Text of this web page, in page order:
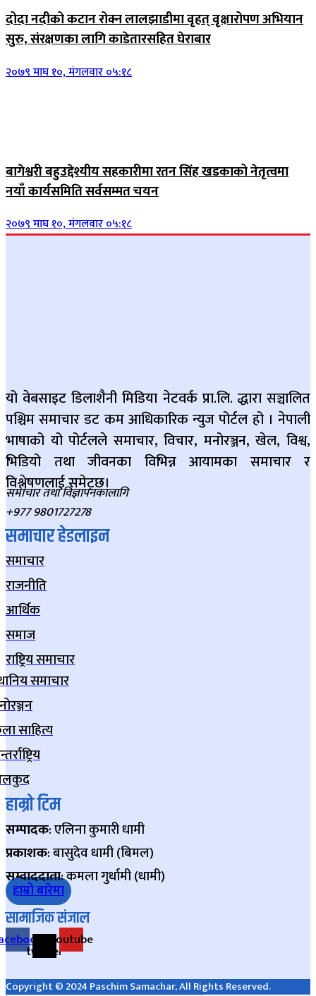
दोदा नदीको कटान रोक्न लालझाडीमा वृहत् वृक्षारोपण अभियान
सुरु, संरक्षणका लागि काडेतारसहित घेराबार
२०७९ माघ १०, मंगलवार ०५:१८
बागेश्वरी बहुउद्देश्यीय सहकारीमा रतन सिंह खडकाको नेतृत्वमा
नयाँ कार्यसमिति सर्वसम्मत चयन
२०७९ माघ १०, मंगलवार ०५:१८
यो वेबसाइट डिलाशैनी मिडिया नेटवर्क प्रा.लि. द्धारा सञ्चालित
पश्चिम समाचार डट कम आधिकारिक न्युज पोर्टल हो । नेपाली
भाषाको यो पोर्टलले समाचार, विचार, मनोरञ्जन, खेल, विश्व,
भिडियो तथा जीवनका विभिन्न आयामका समाचार र
विश्लेषणलाई समेट्छ।
समाचार तथा विज्ञापनकालागि
+977 9801727278
समाचार हेडलाइन
समाचार
राजनीति
आर्थिक
समाज
राष्ट्रिय समाचार
समाचार
साहित्य
हाम्रो टिम
सम्पादक: एलिना कुमारी धामी
प्रकाशक: बासुदेव धामी (बिमल)
सम्वाददाता: कमला गुर्धामी (धामी)
हाम्रो बारेमा
सामाजिक संजाल
X-
twitter
Youtube
Copyright © 2024 Paschim Samachar, All Rights Reserved.